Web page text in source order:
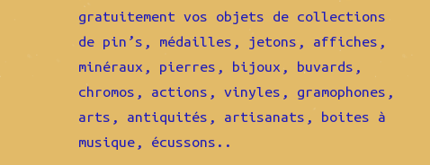
gratuitement vos objets de collections
de pin’s, médailles, jetons, affiches,
minéraux, pierres, bijoux, buvards,
chromos, actions, vinyles, gramophones,
arts, antiquités, artisanats, boites à
musique, écussons..